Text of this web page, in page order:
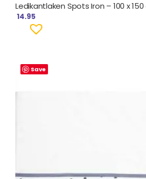
Ledikantlaken Spots Iron – 100 x
14.95
Save